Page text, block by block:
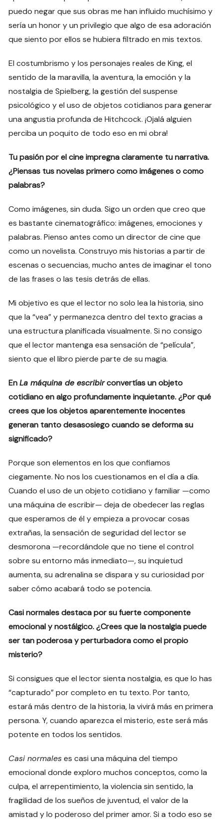
puedo negar que sus obras me han influido muchísimo y
sería un honor y un privilegio que algo de esa adoración
que siento por ellos se hubiera filtrado en mis textos.
El costumbrismo y los personajes reales de King, el
sentido de la maravilla, la aventura, la emoción y la
nostalgia de Spielberg, la gestión del suspense
psicológico y el uso de objetos cotidianos para generar
una angustia profunda de Hitchcock. ¡Ojalá alguien
perciba un poquito de todo eso en mi obra!
Tu pasión por el cine impregna claramente tu narrativa.
¿Piensas tus novelas primero como imágenes o como
palabras?
Como imágenes, sin duda. Sigo un orden que creo que
es bastante cinematográfico: imágenes, emociones y
palabras. Pienso antes como un director de cine que
como un novelista. Construyo mis historias a partir de
escenas o secuencias, mucho antes de imaginar el tono
de las frases o las tesis detrás de ellas.
Mi objetivo es que el lector no solo lea la historia, sino
que la “vea” y permanezca dentro del texto gracias a
una estructura planificada visualmente. Si no consigo
que el lector mantenga esa sensación de “película”,
siento que el libro pierde parte de su magia.
EnLa máquina de escribirconvertías un objeto
cotidiano en algo profundamente inquietante. ¿Por qué
crees que los objetos aparentemente inocentes
generan tanto desasosiego cuando se deforma su
significado?
Porque son elementos en los que confiamos
ciegamente. No nos los cuestionamos en el día a día.
Cuando el uso de un objeto cotidiano y familiar —como
una máquina de escribir— deja de obedecer las reglas
que esperamos de él y empieza a provocar cosas
extrañas, la sensación de seguridad del lector se
desmorona —recordándole que no tiene el control
sobre su entorno más inmediato—, su inquietud
aumenta, su adrenalina se dispara y su curiosidad por
saber cómo acabará todo se potencia.
Casi normales destaca por su fuerte componente
emocional y nostálgico. ¿Crees que la nostalgia puede
ser tan poderosa y perturbadora como el propio
misterio?
Si consigues que el lector sienta nostalgia, es que lo has
“capturado” por completo en tu texto. Por tanto,
estará más dentro de la historia, la vivirá más en primera
persona. Y, cuando aparezca el misterio, este será más
potente en todos los sentidos.
Casi normaleses casi una máquina del tiempo
emocional donde exploro muchos conceptos, como la
culpa, el arrepentimiento, la violencia sin sentido, la
fragilidad de los sueños de juventud, el valor de la
amistad y lo poderoso del primer amor. Si a todo eso se